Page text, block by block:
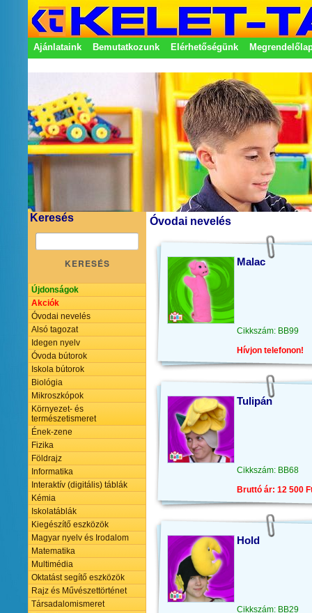
Ajánlataink Bemutatkozunk Elérhetőségünk
Keresés
KERESÉS
Újdonságok
Akciók
Óvodai nevelés
Alsó tagozat
Idegen nyelv
Óvoda bútorok
Iskola bútorok
Biológia
Mikroszkópok
Környezet- és
természetismeret
Ének-zene
Fizika
Földrajz
Informatika
Interaktív (digitális) táblák
Kémia
Iskolatáblák
Kiegészítő eszközök
Magyar nyelv és Irodalom
Matematika
Multimédia
Oktatást segítő eszközök
Rajz és Művészettörténet
Társadalomismeret
Óvodai nevelés
Malac
Cikkszám: BB99
Hívjon telefonon!
Tulipán
Cikkszám: BB68
Bruttó ár: 12 500
Hold
Cikkszám: BB29